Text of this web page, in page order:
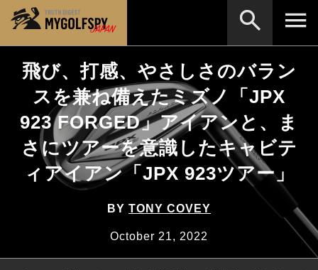
飛び、打感、やさしさのバラン
スを兼ね備えたミズノ「JPX
923 FORGED」アイアンと、ま
さにツアーを意識したキャビテ
ィアイアン「JPX 923ツアー」
BY TONY COVEY
October 21, 2022
MOST WANTED テストランキング
NEW RELEASES 新製品情報
HOW TO ゴルフ上達・実践テクニック
テスト・データ検証
※メーカー名やクラブ名など、検索したい事柄を入
力してください。
検索